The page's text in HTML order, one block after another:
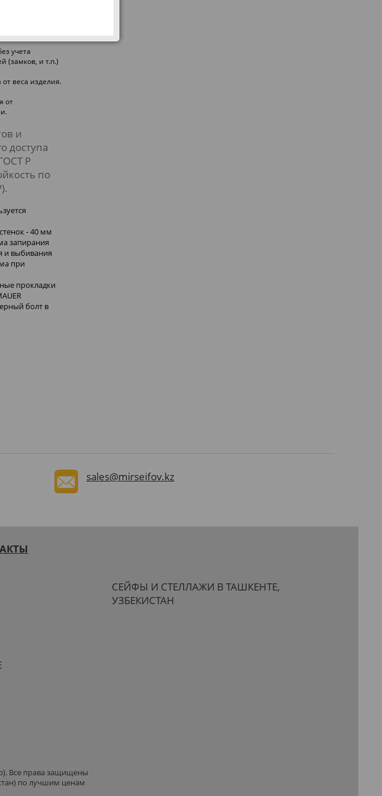
учета
(замков, и т.п.)
веса изделия.
от
и
доступа
Р
по
- 40 мм
запирания
и выбивания
при
прокладки
болт в
sales@mirseifov.kz
СЕЙФЫ И СТЕЛЛАЖИ В ТАШКЕНТЕ,
УЗБЕКИСТАН
Все права защищены
по лучшим ценам